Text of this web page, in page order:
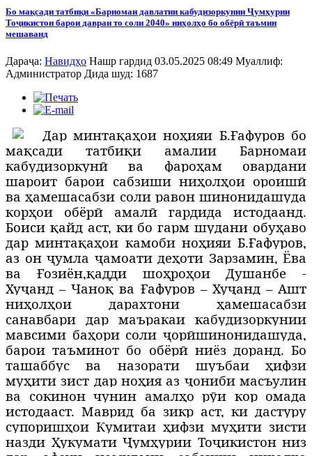
Бо мақсади татбиқи «Барномаи давлатии кабудизоркунии Ҷумҳурии
Тоҷикистон барои давраи то соли 2040» ниҳолҳо бо обёрӣ таъмин
мешаванд
Дараҷа: Навидҳо Нашр гардид 03.05.2025 08:49 Муаллиф:
Администратор Дида шуд: 1687
Дар минтақаҳои ноҳияи Б.Ғафуров бо
мақсади татбиқи амалии Барномаи
кабудизоркунӣ ва фароҳам овардани
шароит барои сабзиши ниҳолҳои ороишӣ
ва ҳамешасабзи соли равон шинонидашуда
корҳои обёрӣ амалӣ гардида истодаанд.
Боиси қайд аст, ки бо гарм шудани обуҳаво
дар минтақаҳои камоби ноҳияи Б.Ғафуров,
аз он ҷумла ҷамоати деҳоти Зарзамин, Ёва
ва Ғозиён,қаддишоҳроҳои Душанбе -
Хуҷанд – Чаноқ ва Ғафуров – Хуҷанд – Ашт
ниҳолҳои дарахтони ҳамешасабзи
санавбари дар маъракаи кабудизоркунии
мавсими баҳори солиҷорӣшинонидашуда,
барои таъминот бо обёрӣ ниёз доранд. Бо
ташаббус ва назорати шуъбаи ҳифзи
муҳити зист дар ноҳия аз ҷониби масъулин
ва сокинон чунин амалҳо рӯи кор омада
истодааст. Маврид ба зикр аст, ки дастуру
супоришҳои Кумитаи ҳифзи муҳити зисти
назди Ҳукумати Ҷумҳурии Тоҷикистон низ